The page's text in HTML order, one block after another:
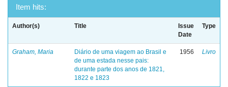
Item hits:
Author(s) Title
Issue
Date
Type
Graham, Maria
Diário de uma viagem ao Brasil e
de uma estada nesse pais:
durante parte dos anos de 1821,
1822 e 1823
1956 Livro